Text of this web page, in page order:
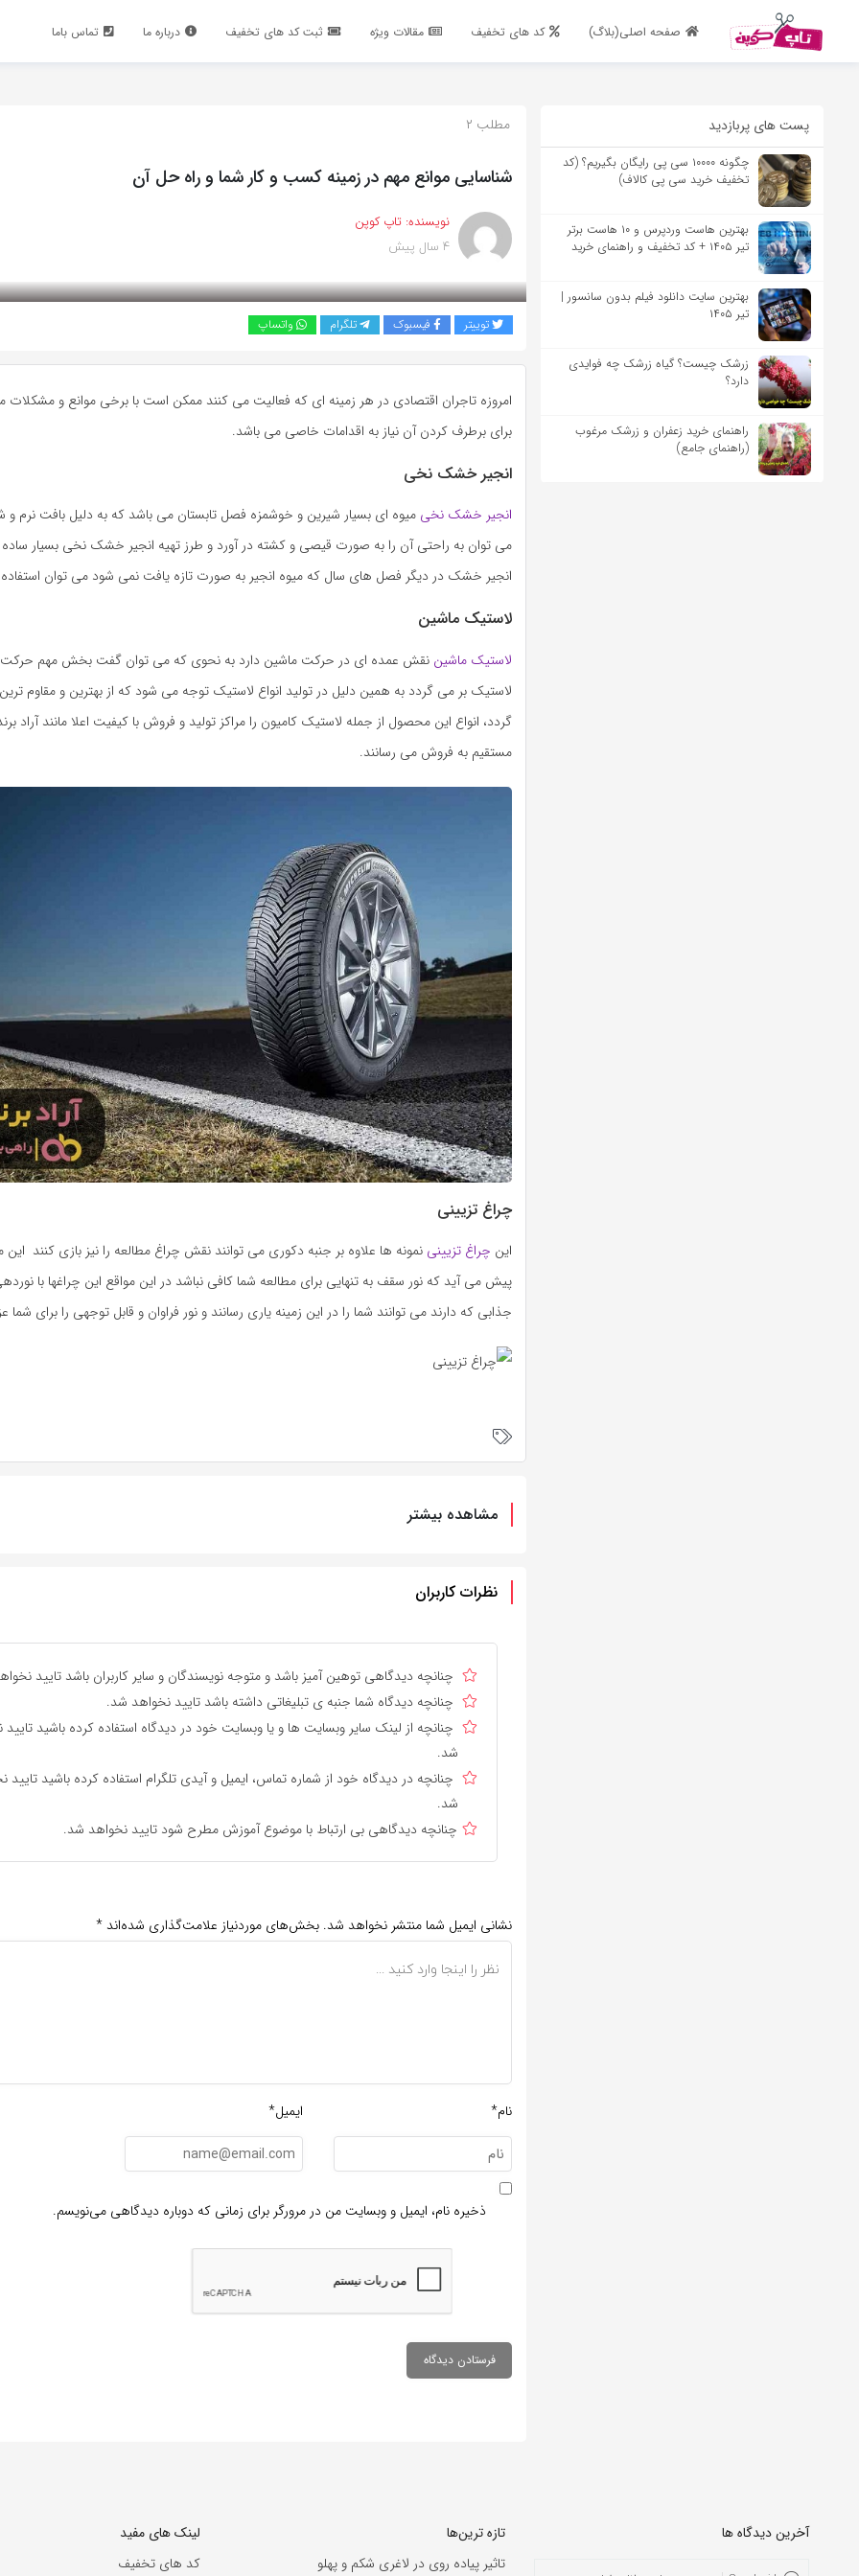
صفحه اصلی(بلاگ) کد های تخفیف مقالات ویژه ثبت کد های تخفیف درباره ما تماس باما اشتراک گذاری
کپی لینک
پست های پربازدید
چگونه ۱۰۰۰۰ سی پی رایگان بگیریم؟ (کد
تخفیف خرید سی پی کالاف)
بهترین هاست وردپرس و ۱۰ هاست برتر
تیر ۱۴۰۵ + کد تخفیف و راهنمای خرید
بهترین سایت دانلود فیلم بدون سانسور |
تیر ۱۴۰۵
زرشک چیست؟ گیاه زرشک چه فوایدی
دارد؟
راهنمای خرید زعفران و زرشک مرغوب
(راهنمای جامع)
مطلب ۲
شناسایی موانع مهم در زمینه کسب و کار شما و راه حل آن
نویسنده: تاپ کوپن
۴ سال پیش
توییتر فیسبوک تلگرام واتساپ
امروزه تاجران اقتصادی در هر زمینه ای که فعالیت می کنند ممکن است با برخی موانع و مشکلات
برای برطرف کردن آن نیاز به اقدامات خاصی می باشد.
انجیر خشک نخی
انجیر خشک نخی میوه ای بسیار شیرین و خوشمزه فصل تابستان می باشد که به دلیل بافت نرم و
می توان به راحتی آن را به صورت قیصی و کشته در آورد و طرز تهیه انجیر خشک نخی بسیار
انجیر خشک در دیگر فصل های سال که میوه انجیر به صورت تازه یافت نمی شود می توان استفاده
لاستیک ماشین
لاستیک ماشین نقش عمده ای در حرکت ماشین دارد به نحوی که می توان گفت بخش مهم حرکت
لاستیک بر می گردد به همین دلیل در تولید انواع لاستیک توجه می شود که از بهترین و مقاوم
گردد، انواع این محصول از جمله لاستیک کامیون را مراکز تولید و فروش با کیفیت اعلا مانند آراد
مستقیم به فروش می رسانند.
چراغ تزیینی
این چراغ تزیینی نمونه ها علاوه بر جنبه دکوری می توانند نقش چراغ مطالعه را نیز بازی کنند
پیش می آید که نور سقف به تنهایی برای مطالعه شما کافی نباشد در این مواقع این چراغها با نوردهی
جذابی که دارند می توانند شما را در این زمینه یاری رسانند و نور فراوان و قابل توجهی را برای شما
مشاهده بیشتر
نظرات کاربران
چنانچه دیدگاهی توهین آمیز باشد و متوجه نویسندگان و سایر کاربران باشد تایید
چنانچه دیدگاه شما جنبه ی تبلیغاتی داشته باشد تایید نخواهد شد.
چنانچه از لینک سایر وبسایت ها و یا وبسایت خود در دیدگاه استفاده کرده باشید تایید
شد.
چنانچه در دیدگاه خود از شماره تماس، ایمیل و آیدی تلگرام استفاده کرده باشید تایید
شد.
چنانچه دیدگاهی بی ارتباط با موضوع آموزش مطرح شود تایید نخواهد شد.
نشانی ایمیل شما منتشر نخواهد شد. بخش‌های موردنیاز علامت‌گذاری شده‌اند *
نام* ایمیل*
ذخیره نام، ایمیل و وبسایت من در مرورگر برای زمانی که دوباره دیدگاهی می‌نویسم.
آخرین دیدگاه ها
تازه ترین‌ها
تاثیر پیاده روی در لاغری شکم و پهلو
لینک های مفید
کد های تخفیف